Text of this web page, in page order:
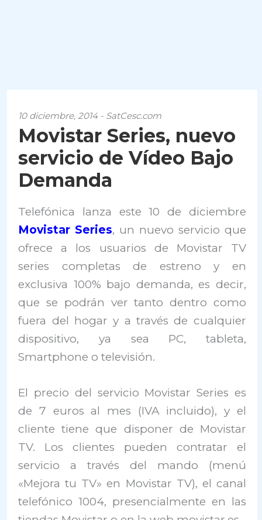
10 diciembre, 2014 - SatCesc.com
Movistar Series, nuevo
servicio de Vídeo Bajo
Demanda
Telefónica lanza este 10 de diciembre
Movistar Series, un nuevo servicio que
ofrece a los usuarios de Movistar TV
series completas de estreno y en
exclusiva 100% bajo demanda, es decir,
que se podrán ver tanto dentro como
fuera del hogar y a través de cualquier
dispositivo, ya sea PC, tableta,
Smartphone o televisión.
El precio del servicio Movistar Series es
de 7 euros al mes (IVA incluido), y el
cliente tiene que disponer de Movistar
TV. Los clientes pueden contratar el
servicio a través del mando (menú
«Mejora tu TV» en Movistar TV), el canal
telefónico 1004, presencialmente en las